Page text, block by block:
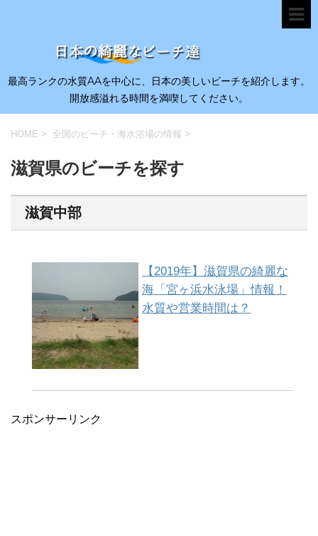
最高ランクの水質AAを中心に、日本の美しいビーチを紹介します。
開放感溢れる時間を満喫してください。
HOME > 全国のビーチ・海水浴場の情報 >
滋賀県のビーチを探す
滋賀中部
【2019年】滋賀県の綺麗な
海「宮ヶ浜水泳場」情報！
水質や営業時間は？
スポンサーリンク